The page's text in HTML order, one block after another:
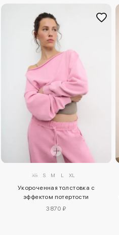
XS S M L XL
Укороченная толстовка с
эффектом потертости
3870 ₽